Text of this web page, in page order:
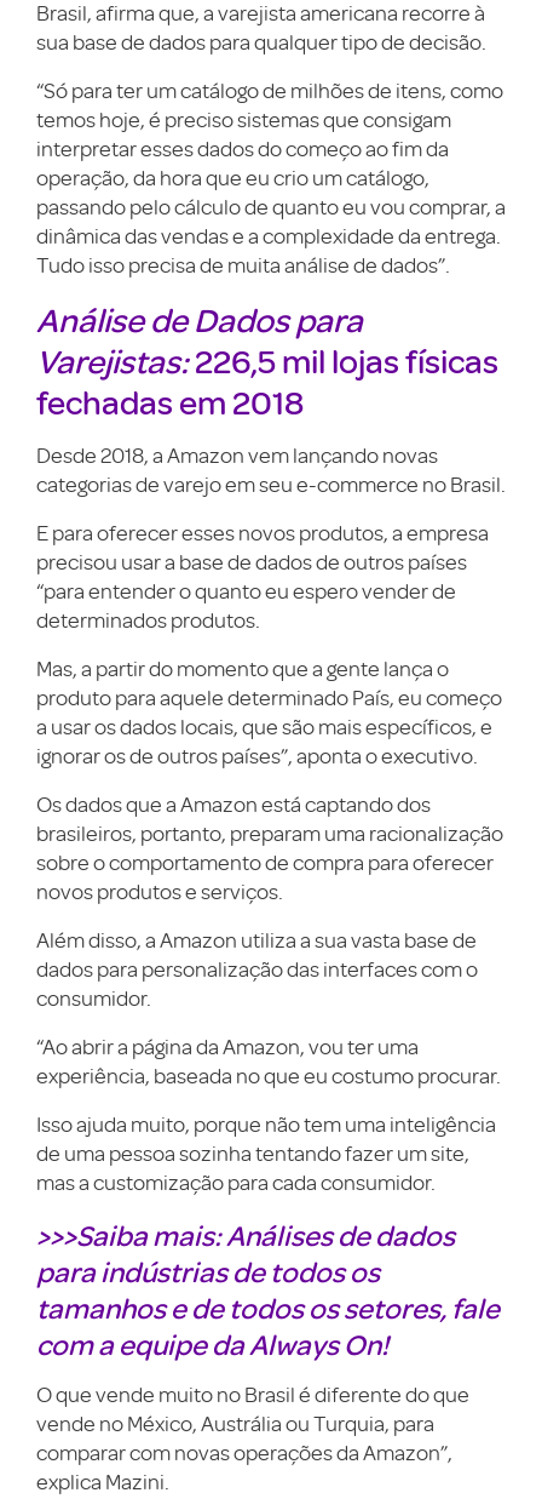
Brasil, afirma que, a varejista americana recorre à
sua base de dados para qualquer tipo de decisão.
“Só para ter um catálogo de milhões de itens, como
temos hoje, é preciso sistemas que consigam
interpretar esses dados do começo ao fim da
operação, da hora que eu crio um catálogo,
passando pelo cálculo de quanto eu vou comprar, a
dinâmica das vendas e a complexidade da entrega.
Tudo isso precisa de muita análise de dados”.
Análise de Dados para
Varejistas:226,5 mil lojas físicas
fechadas em 2018
Desde 2018, a Amazon vem lançando novas
categorias de varejo em seu e-commerce no Brasil.
E para oferecer esses novos produtos, a empresa
precisou usar a base de dados de outros países
“para entender o quanto eu espero vender de
determinados produtos.
Mas, a partir do momento que a gente lança o
produto para aquele determinado País, eu começo
a usar os dados locais, que são mais específicos, e
ignorar os de outros países”, aponta o executivo.
Os dados que a Amazon está captando dos
brasileiros, portanto, preparam uma racionalização
sobre o comportamento de compra para oferecer
novos produtos e serviços.
Além disso, a Amazon utiliza a sua vasta base de
dados para personalização das interfaces com o
consumidor.
“Ao abrir a página da Amazon, vou ter uma
experiência, baseada no que eu costumo procurar.
Isso ajuda muito, porque não tem uma inteligência
de uma pessoa sozinha tentando fazer um site,
mas a customização para cada consumidor.
>>>Saiba mais: Análises de dados
para indústrias de todos os
tamanhos e de todos os setores, fale
com a equipe da Always On!
O que vende muito no Brasil é diferente do que
vende no México, Austrália ou Turquia, para
comparar com novas operações da Amazon”,
explica Mazini.